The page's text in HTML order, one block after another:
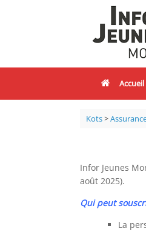
Accueil
Kots>
Infor Jeunes
août 2025).
Qui peut
La